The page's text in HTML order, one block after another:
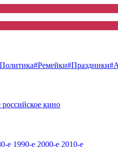
#Ремейки#Праздники
кино
е 1990-е 2000-е 2010-е